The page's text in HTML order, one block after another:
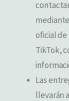
contactar
oficial
TikTok,
Las
llevarán